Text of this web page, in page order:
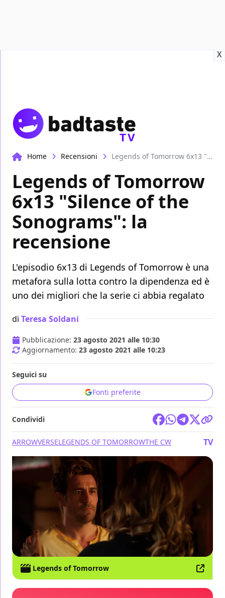
X
TV
Home Recensioni Legends of Tomorrow 6x13 "Silence of the Sonograms": la recensione
Legends of Tomorrow
6x13 "Silence of the
Sonograms": la
recensione
L'episodio 6x13 di Legends of Tomorrow è una
metafora sulla lotta contro la dipendenza ed è
uno dei migliori che la serie ci abbia regalato
di Teresa Soldani
Pubblicazione: 23 agosto 2021 alle 10:30
Aggiornamento: 23 agosto 2021 alle 10:23
Seguici su
Fonti preferite
Condividi
ARROWVERSELEGENDS OF TOMORROWTHE CW TV
Legends of Tomorrow